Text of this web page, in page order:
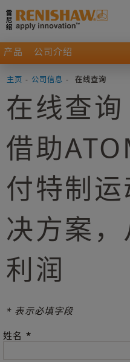
产品 公司介绍
主页 - 公司信息 - 在线查询
在线查询
借助
付特制
决方案
利润
* 表示必填字段
姓名 *